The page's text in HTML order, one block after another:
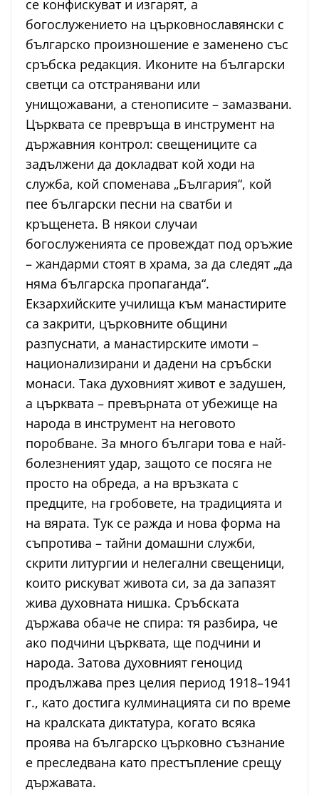
се конфискуват и изгарят, а
богослужението на църковнославянски с
българско произношение е заменено със
сръбска редакция. Иконите на български
светци са отстранявани или
унищожавани, а стенописите – замазвани.
Църквата се превръща в инструмент на
държавния контрол: свещениците са
задължени да докладват кой ходи на
служба, кой споменава „България“, кой
пее български песни на сватби и
кръщенета. В някои случаи
богослуженията се провеждат под оръжие
– жандарми стоят в храма, за да следят „да
няма българска пропаганда“.
Екзархийските училища към манастирите
са закрити, църковните общини
разпуснати, а манастирските имоти –
национализирани и дадени на сръбски
монаси. Така духовният живот е задушен,
а църквата – превърната от убежище на
народа в инструмент на неговото
поробване. За много българи това е най-
болезненият удар, защото се посяга не
просто на обреда, а на връзката с
предците, на гробовете, на традицията и
на вярата. Тук се ражда и нова форма на
съпротива – тайни домашни служби,
скрити литургии и нелегални свещеници,
които рискуват живота си, за да запазят
жива духовната нишка. Сръбската
държава обаче не спира: тя разбира, че
ако подчини църквата, ще подчини и
народа. Затова духовният геноцид
продължава през целия период 1918–1941
г., като достига кулминацията си по време
на кралската диктатура, когато всяка
проява на българско църковно съзнание
е преследвана като престъпление срещу
държавата.